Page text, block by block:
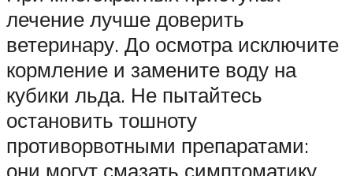
лечение лучше доверить
ветеринару. До осмотра исключите
кормление и замените воду на
кубики льда. Не пытайтесь
остановить тошноту
противорвотными препаратами:
они могут смазать симптоматику